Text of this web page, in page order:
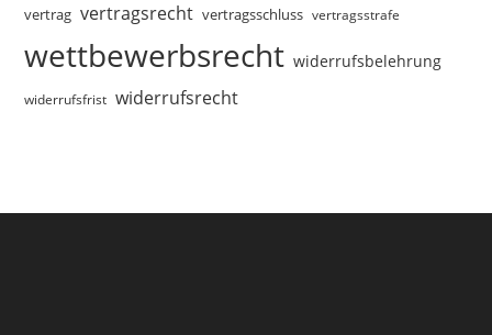
vertrag vertragsrecht vertragsschluss vertragsstrafe
wettbewerbsrecht widerrufsbelehrung
widerrufsfrist widerrufsrecht